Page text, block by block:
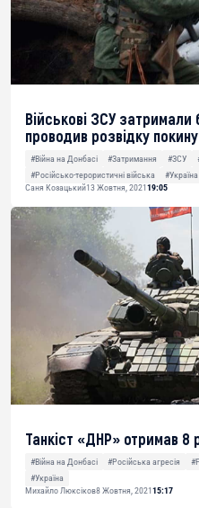
Військові ЗСУ
проводив розвідку
#Війна на Донбасі #Затримання #ЗСУ
#Російсько-терористичні війська
#Україна
Саня Козацький13 Жовтня, 202119:05
Танкіст «ДНР» отримав 8
#Війна на Донбасі #Російська агресія
#Україна
Михайло Люксіков8 Жовтня, 202115:17